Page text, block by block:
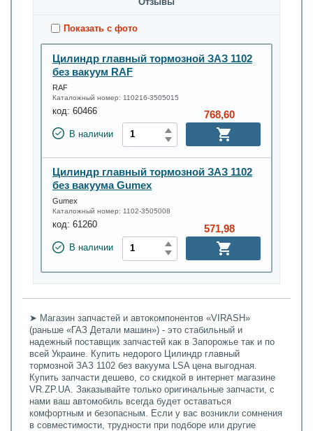
Oтзывы
Показать с фото
Цилиндр главный тормозной ЗАЗ 1102
без вакуум RAF
RAF
Каталожный номер: 110216-3505015
код: 60466
В наличии
768,60
Цилиндр главный тормозной ЗАЗ 1102
без вакуума Gumex
Gumex
Каталожный номер: 1102-3505008
код: 61260
В наличии
571,98
➤ Магазин запчастей и автокомпонентов «VIRASH»
(раньше «ГАЗ Детали машин») - это стабильный и
надежный поставщик запчастей как в Запорожье так и по
всей Украине. Купить недорого Цилиндр главный
тормозной ЗАЗ 1102 без вакуума LSA цена выгодная.
Купить запчасти дешево, со скидкой в интернет магазине
VR.ZP.UA. Заказывайте только оригинальные запчасти, с
нами ваш автомобиль всегда будет оставаться
комфортным и безопасным. Если у вас возникли сомнения
в совместимости, трудности при подборе или другие